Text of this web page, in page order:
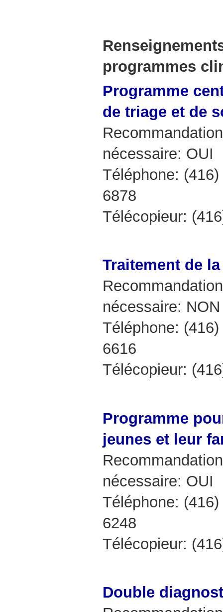
programmes
Programme
de triage et de
nécessaire: OUI
Téléphone:
6878
Télécopieur:
Traitement de
nécessaire: NON
Téléphone:
6616
Télécopieur:
Programme
jeunes et leur
nécessaire: OUI
Téléphone:
6248
Télécopieur:
Double